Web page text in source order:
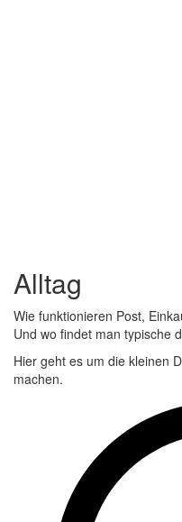
Alltag
Wie funktionieren Post,
Und wo findet man typische
Hier geht es um die kleinen
machen.